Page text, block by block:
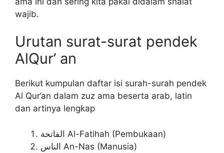
wajib.
Urutan surat-surat pendek
AlQur’ an
Berikut kumpulan daftar isi surah-surah pendek
Al Qur’an dalam zuz ama beserta arab, latin
dan artinya lengkap
الفاتحة Al-Fatihah (Pembukaan)
الناس An-Nas (Manusia)